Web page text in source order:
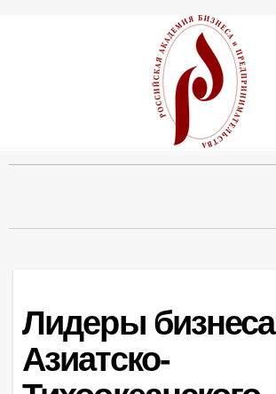
Лидеры бизнеса
Азиатско-